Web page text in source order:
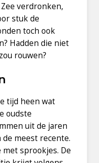
verdronken,
stuk de
toch ook
Hadden die niet
rouwen?
tijd heen wat
oudste
uit de jaren
meest recente.
sprookjes. De